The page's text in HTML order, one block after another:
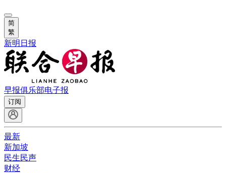
简
繁
新明日报
早报俱乐部电子报
订阅
最新
新加坡
民生民声
财经